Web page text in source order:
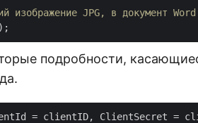
изображение JPG, в документ Word
подробности,
= clientID, ClientSecret =